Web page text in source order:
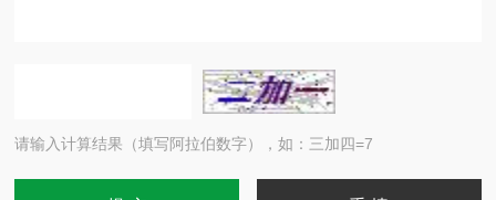
请输入计算结果（填写阿拉伯数字），如：三加四=7